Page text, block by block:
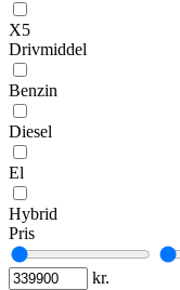
X5
Drivmiddel
Benzin
Diesel
El
Hybrid
Pris
kr.